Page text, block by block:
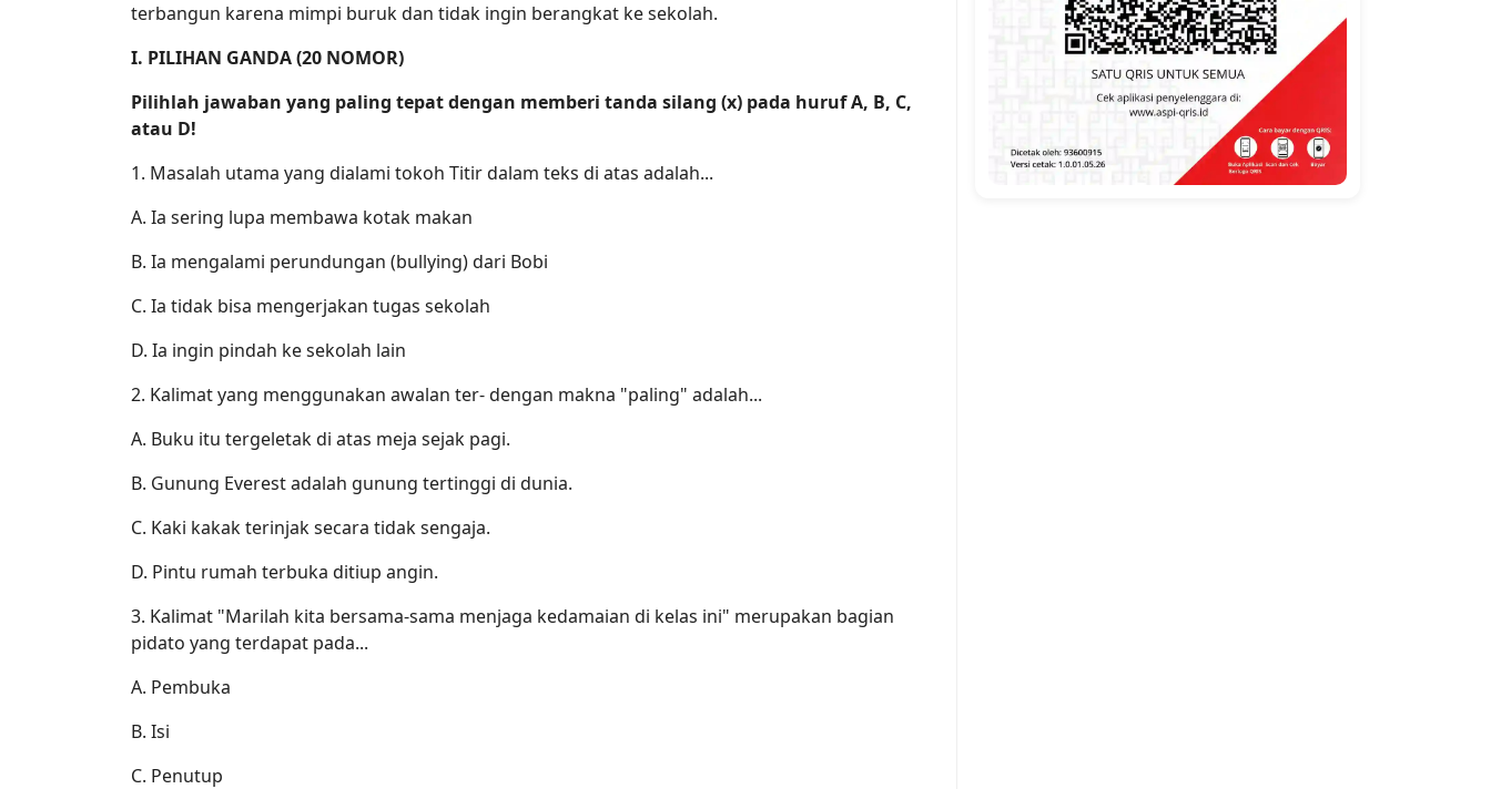
terbangun karena mimpi buruk dan tidak ingin berangkat ke sekolah.
I. PILIHAN GANDA (20 NOMOR)
Pilihlah jawaban yang paling tepat dengan memberi tanda silang (x) pada huruf A, B, C,
atau D!
1. Masalah utama yang dialami tokoh Titir dalam teks di atas adalah...
A. Ia sering lupa membawa kotak makan
B. Ia mengalami perundungan (bullying) dari Bobi
C. Ia tidak bisa mengerjakan tugas sekolah
D. Ia ingin pindah ke sekolah lain
2. Kalimat yang menggunakan awalan ter- dengan makna "paling" adalah...
A. Buku itu tergeletak di atas meja sejak pagi.
B. Gunung Everest adalah gunung tertinggi di dunia.
C. Kaki kakak terinjak secara tidak sengaja.
D. Pintu rumah terbuka ditiup angin.
3. Kalimat "Marilah kita bersama-sama menjaga kedamaian di kelas ini" merupakan bagian
pidato yang terdapat pada...
A. Pembuka
B. Isi
C. Penutup